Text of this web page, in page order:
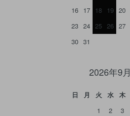
16 17 18 19 20
23 24 25 26 27
30 31
2026年9月
日 月 火 水 木
1
2 3